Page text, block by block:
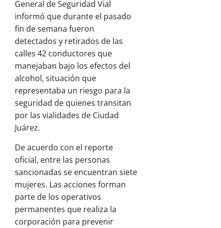
General de Seguridad Vial
informó que durante el pasado
fin de semana fueron
detectados y retirados de las
calles 42 conductores que
manejaban bajo los efectos del
alcohol, situación que
representaba un riesgo para la
seguridad de quienes transitan
por las vialidades de Ciudad
Juárez.
De acuerdo con el reporte
oficial, entre las personas
sancionadas se encuentran siete
mujeres. Las acciones forman
parte de los operativos
permanentes que realiza la
corporación para prevenir